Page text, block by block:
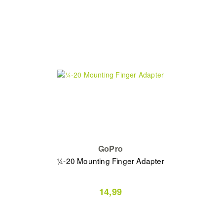
GoPro
¼-20 Mounting Finger Adapter
14,99